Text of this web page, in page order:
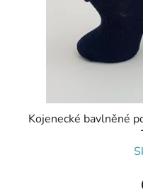
Kojenecké bavlněné